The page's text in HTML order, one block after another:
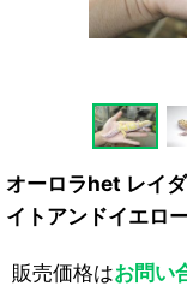
オーロラhet レイ
イトアンドイエ
販売価格はお問い